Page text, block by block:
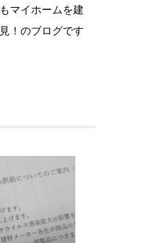
マイホームを建
！のブログです